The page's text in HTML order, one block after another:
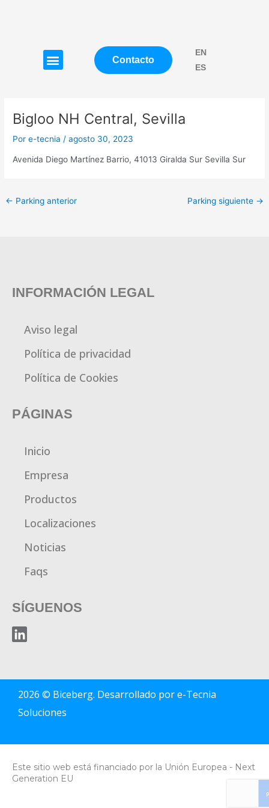
Menú Contacto
EN
ES
Bigloo NH Central, Sevilla
Pore-tecnia /agosto 30, 2023
Avenida Diego Martínez Barrio, 41013 Giralda Sur Sevilla Sur
← Parking anterior Parking siguiente →
INFORMACIÓN LEGAL
Aviso legal
Política de privacidad
Política de Cookies
PÁGINAS
Inicio
Empresa
Productos
Localizaciones
Noticias
Faqs
SÍGUENOS
2026 © Biceberg. Desarrollado pore-Tecnia
Soluciones
Este sitio web está financiado por la Unión Europea - Next
Generation EU